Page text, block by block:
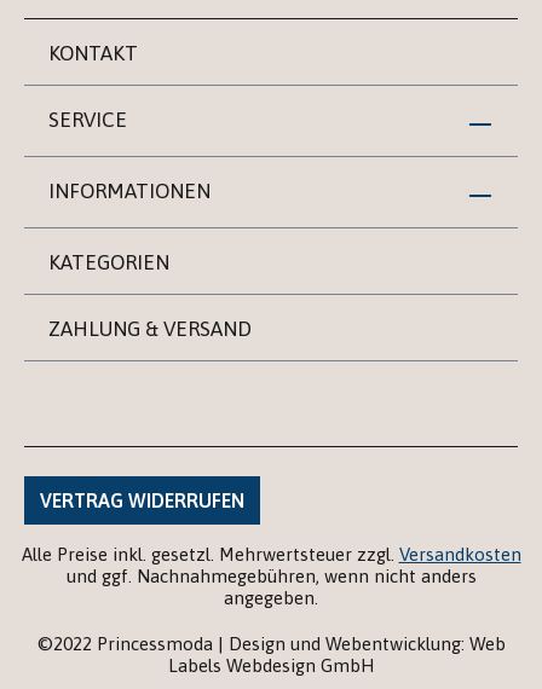
KONTAKT
SERVICE
INFORMATIONEN
KATEGORIEN
ZAHLUNG & VERSAND
VERTRAG WIDERRUFEN
Alle Preise inkl. gesetzl. Mehrwertsteuer zzgl. Versandkosten
und ggf. Nachnahmegebühren, wenn nicht anders
angegeben.
©2022 Princessmoda | Design und Webentwicklung: Web
Labels Webdesign GmbH